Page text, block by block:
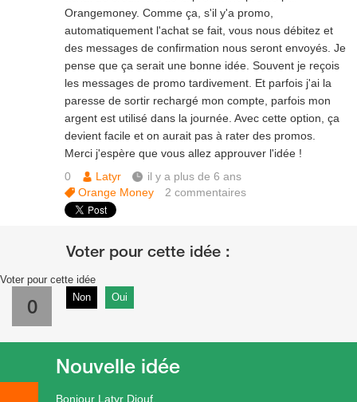
Orangemoney. Comme ça, s'il y'a promo,
automatiquement l'achat se fait, vous nous débitez et
des messages de confirmation nous seront envoyés. Je
pense que ça serait une bonne idée. Souvent je reçois
les messages de promo tardivement. Et parfois j'ai la
paresse de sortir rechargé mon compte, parfois mon
argent est utilisé dans la journée. Avec cette option, ça
devient facile et on aurait pas à rater des promos.
Merci j'espère que vous allez approuver l'idée !
0
Latyr
il y a plus de 6 ans
Orange Money
2commentaires
Voter pour cette idée
0 Non Oui
Bonjour Latyr Diouf,
Nouvelle idée